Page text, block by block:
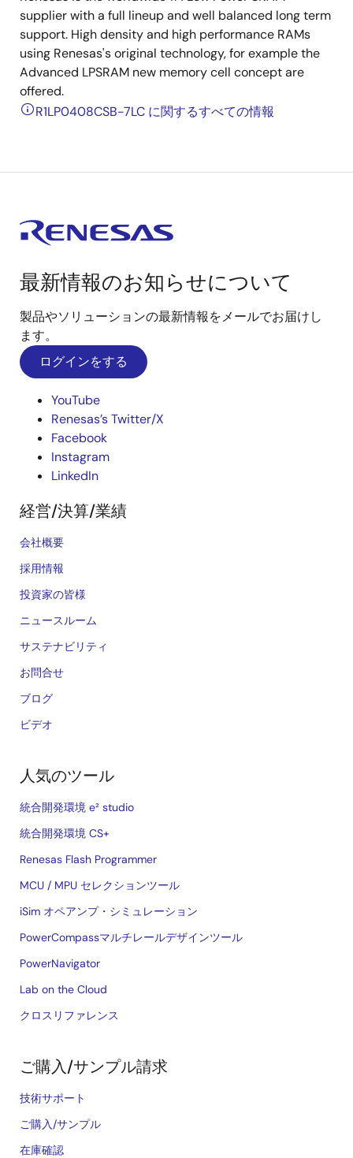
supplier with a full lineup and well balanced long term
support. High density and high performance RAMs
using Renesas's original technology, for example the
Advanced LPSRAM new memory cell concept are
offered.
R1LP0408CSB-7LC に関するすべての情報
最新情報のお知らせについて
製品やソリューションの最新情報をメールでお届けし
ます。
ログインをする
YouTube
Renesas’s Twitter/X
Facebook
Instagram
LinkedIn
経営/決算/業績
会社概要
採用情報
投資家の皆様
ニュースルーム
サステナビリティ
お問合せ
ブログ
ビデオ
人気のツール
統合開発環境 e² studio
統合開発環境 CS+
Renesas Flash Programmer
MCU / MPU セレクションツール
iSim オペアンプ・シミュレーション
PowerCompassマルチレールデザインツール
PowerNavigator
Lab on the Cloud
クロスリファレンス
ご購入/サンプル請求
技術サポート
ご購入/サンプル
在庫確認